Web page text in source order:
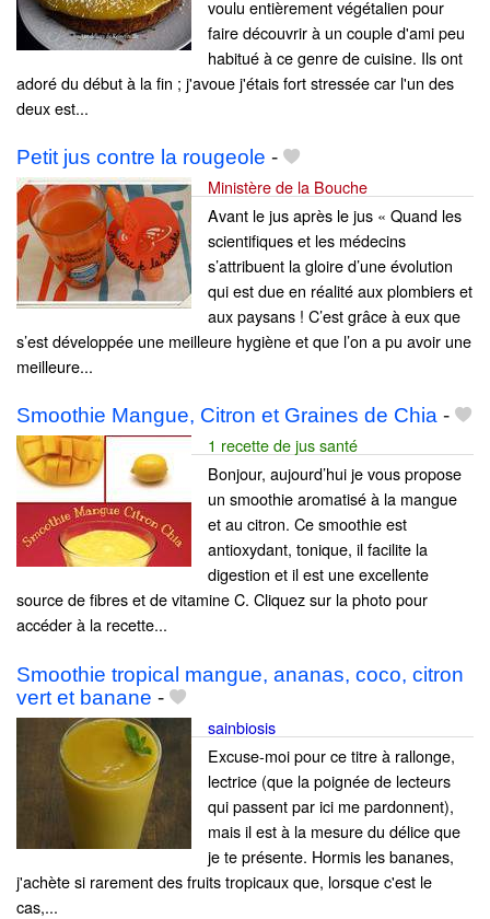
voulu entièrement végétalien pour
faire découvrir à un couple d'ami peu
habitué à ce genre de cuisine. Ils ont
adoré du début à la fin ; j'avoue j'étais fort stressée car l'un des
deux est...
Petit jus contre la rougeole -
Ministère de la Bouche
Avant le jus après le jus « Quand les
scientifiques et les médecins
s’attribuent la gloire d’une évolution
qui est due en réalité aux plombiers et
aux paysans ! C’est grâce à eux que
s’est développée une meilleure hygiène et que l’on a pu avoir une
meilleure...
Smoothie Mangue, Citron et Graines de Chia -
1 recette de jus santé
Bonjour, aujourd’hui je vous propose
un smoothie aromatisé à la mangue
et au citron. Ce smoothie est
antioxydant, tonique, il facilite la
digestion et il est une excellente
source de fibres et de vitamine C. Cliquez sur la photo pour
accéder à la recette...
Smoothie tropical mangue, ananas, coco, citron
vert et banane -
sainbiosis
Excuse-moi pour ce titre à rallonge,
lectrice (que la poignée de lecteurs
qui passent par ici me pardonnent),
mais il est à la mesure du délice que
je te présente. Hormis les bananes,
j'achète si rarement des fruits tropicaux que, lorsque c'est le
cas,...